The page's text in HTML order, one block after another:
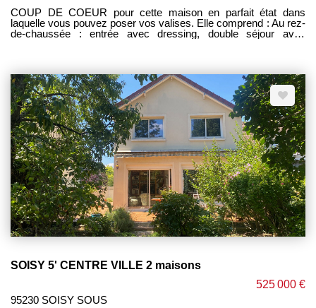
COUP DE COEUR pour cette maison en parfait état dans
laquelle vous pouvez poser vos valises. Elle comprend : Au rez-
de-chaussée : entrée avec dressing, double séjour avec
privative, 1 servant de bureau et permettant l'accès aux
combles. Au second : une grande pièce d 30m², avec dressing,
grenier de rangement (possibilité salle de bains) Jardin clos
sans vis à vis de 331 m². Appentis. CALME ET RESIDENTIEL.
Proche école, collège à 5 min, BURY à 20 min à pieds, 5 min
parc et piscine La Vague. Commerces à proximité. ETAT
IMPECCABLABLE ----- HONORAIRES CHARGE VENDEUR -
----
SOISY 5' CENTRE VILLE 2 maisons
525 000 €
95230 SOISY SOUS